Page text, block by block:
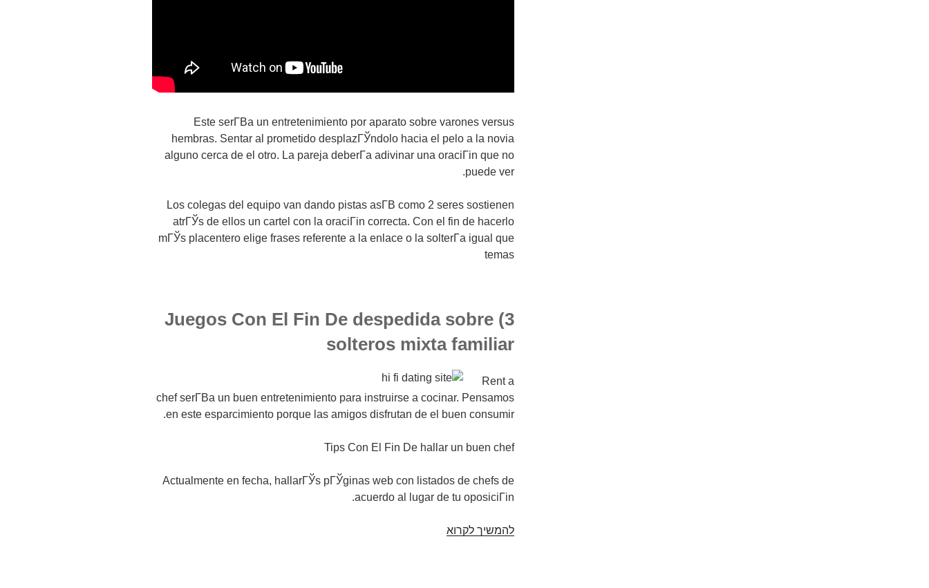
Este serГ­В­a un entretenimiento por aparato sobre varones versus
hembras. Sentar al prometido desplazГЎndolo hacia el pelo a la novia
alguno cerca de el otro. La pareja deberГ­a adivinar una oraciГіn que no
puede ver.
Los colegas del equipo van dando pistas asГ­В­ como 2 seres sostienen
atrГЎs de ellos un cartel con la oraciГіn correcta. Con el fin de hacerlo
mГЎs placentero elige frases referente a la enlace o la solterГ­a igual que
temas
3) Juegos Con El Fin De despedida sobre
solteros mixta familiar
Rent a
chef serГ­В­a un buen entretenimiento para instruirse a cocinar. Pensamos
en este esparcimiento porque las amigos disfrutan de el buen consumir.
Tips Con El Fin De hallar un buen chef
Actualmente en fecha, hallarГЎs pГЎginas web con listados de chefs de
acuerdo al lugar de tu oposiciГіn.
להמשיך לקרואJuegos